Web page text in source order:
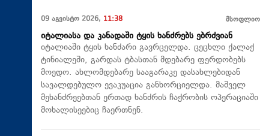
09 აგვისტო 2026, 11:38 მსოფლიო
იტალიასა და კანადაში ტყის ხანძრებს ებრძვიან
იტალიაში ტყის ხანძარი გავრცელდა. ცეცხლი ქალაქ
ტინიალეში, გარდას ტბასთან მდებარე ფერდობებს
მოედო. ახლომდებარე სააგარაკე დასახლებიდან
სავალდებულო ევაკუაცია განხორციელდა. მაშველ
მეხანძრეებთან ერთად ხანძრის ჩაქრობის ოპერაციაში
მოხალისეებიც ჩაერთნენ.